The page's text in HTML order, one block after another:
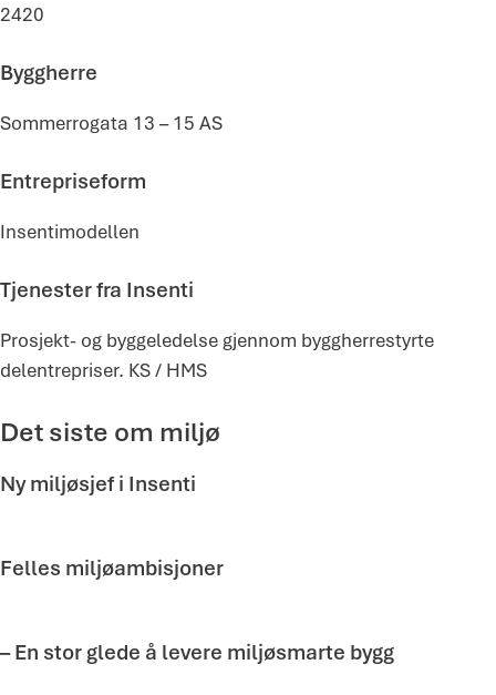
2420
Byggherre
Sommerrogata 13 – 15 AS
Entrepriseform
Insentimodellen
Tjenester fra Insenti
Prosjekt- og byggeledelse gjennom byggherrestyrte
delentrepriser. KS / HMS
Det siste om miljø
Ny miljøsjef i Insenti
Felles miljøambisjoner
– En stor glede å levere miljøsmarte bygg